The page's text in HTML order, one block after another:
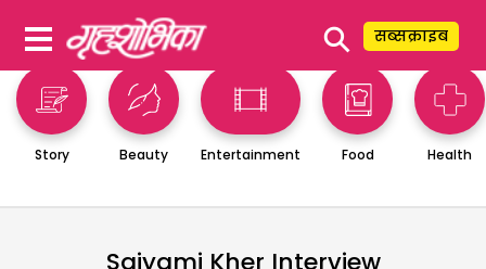
⚲ सब्सक्राइब
Story Beauty Entertainment Food Health
Saiyami Kher Interview